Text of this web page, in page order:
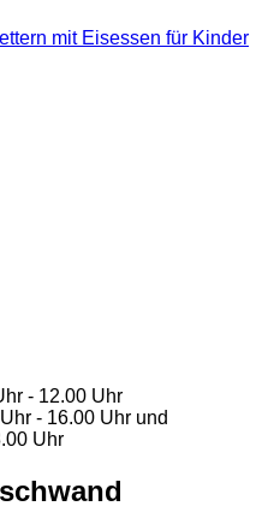
mit Eisessen für Kinder
- 12.00 Uhr
- 16.00 Uhr und
Uhr